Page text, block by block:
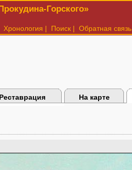
Горского»
Хронология | Поиск | Обратная связь
Реставрация На карте